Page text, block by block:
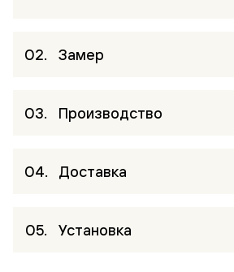
Замер
Производство
Доставка
Установка